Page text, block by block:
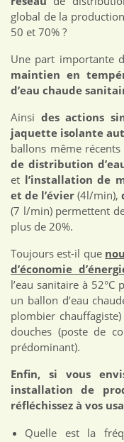
global de la
50 et 70% ?
Une part importante
maintien en
d’eau chaude
Ainsi des actions
jaquette isolante
ballons même
de distribution
et l’installation de
et de l’évier (4l/min),
(7 l/min) permettent
plus de 20%.
Toujours est-il que
d’économie
l’eau sanitaire à
un ballon d’eau
plombier
douches (poste de
prédominant).
Enfin, si vous
installation de
réfléchissez à vos
Quelle est la